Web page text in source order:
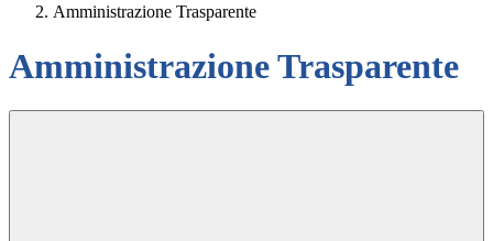
Amministrazione Trasparente
Amministrazione Trasparente